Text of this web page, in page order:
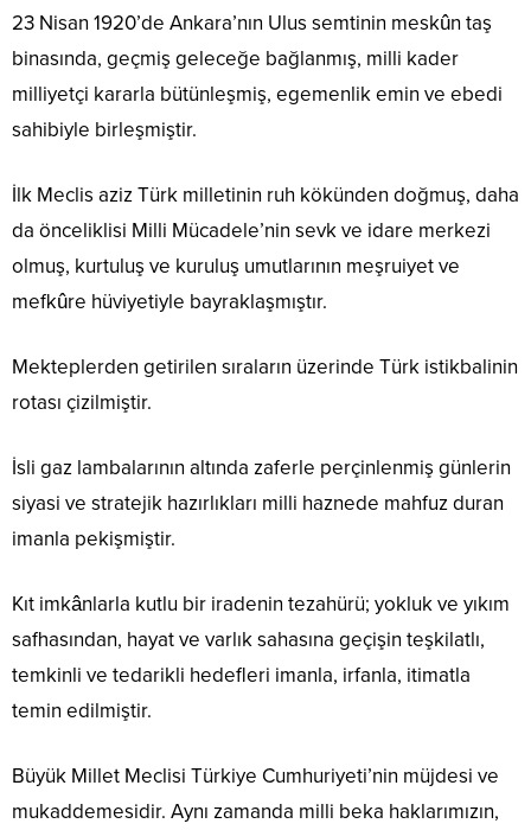
23 Nisan 1920’de Ankara’nın Ulus semtinin meskûn taş
binasında, geçmiş geleceğe bağlanmış, milli kader
milliyetçi kararla bütünleşmiş, egemenlik emin ve ebedi
sahibiyle birleşmiştir.
İlk Meclis aziz Türk milletinin ruh kökünden doğmuş, daha
da önceliklisi Milli Mücadele’nin sevk ve idare merkezi
olmuş, kurtuluş ve kuruluş umutlarının meşruiyet ve
mefkûre hüviyetiyle bayraklaşmıştır.
Mekteplerden getirilen sıraların üzerinde Türk istikbalinin
rotası çizilmiştir.
İsli gaz lambalarının altında zaferle perçinlenmiş günlerin
siyasi ve stratejik hazırlıkları milli haznede mahfuz duran
imanla pekişmiştir.
Kıt imkânlarla kutlu bir iradenin tezahürü; yokluk ve yıkım
safhasından, hayat ve varlık sahasına geçişin teşkilatlı,
temkinli ve tedarikli hedefleri imanla, irfanla, itimatla
temin edilmiştir.
Büyük Millet Meclisi Türkiye Cumhuriyeti’nin müjdesi ve
mukaddemesidir. Aynı zamanda milli beka haklarımızın,